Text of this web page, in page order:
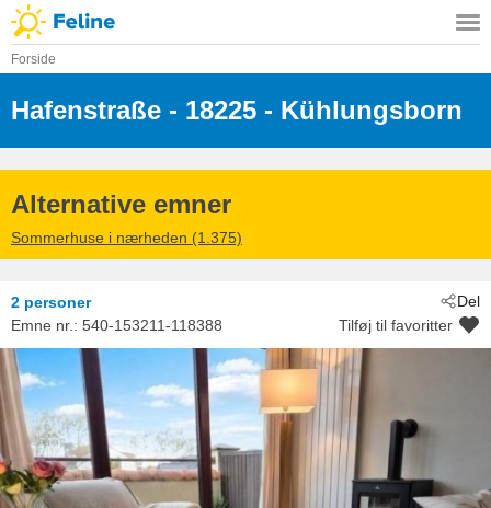
Forside
Hafenstraße - 18225 - Kühlungsborn
Alternative emner
Sommerhuse i nærheden (1.375)
Del
2 personer
Emne nr.: 540-153211-118388 Tilføj til favoritter